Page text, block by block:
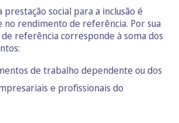
social para a inclusão é
no rendimento de referência. Por sua
referência corresponde à soma dos
de trabalho dependente ou dos
e profissionais do